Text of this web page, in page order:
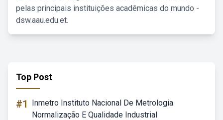
pelas principais instituições acadêmicas do mundo -
dsw.aau.edu.et.
Top Post
#1
Inmetro Instituto Nacional De Metrologia
Normalização E Qualidade Industrial